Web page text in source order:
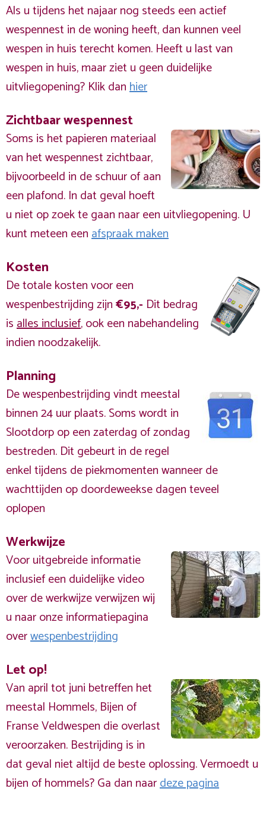
Als u tijdens het najaar nog steeds een actief
wespennest in de woning heeft, dan kunnen veel
wespen in huis terecht komen. Heeft u last van
wespen in huis, maar ziet u geen duidelijke
uitvliegopening? Klik danhier
Zichtbaar wespennest
Soms is het papieren materiaal
van het wespennest zichtbaar,
bijvoorbeeld in de schuur of aan
een plafond. In dat geval hoeft
u niet op zoek te gaan naar een uitvliegopening. U
kunt meteen eenafspraak maken
Kosten
De totale kosten voor een
wespenbestrijding zijn€95,- Dit bedrag
isalles inclusief, ook een nabehandeling
indien noodzakelijk.
Planning
De wespenbestrijding vindt meestal
binnen 24 uur plaats. Soms wordt in
Slootdorp op een zaterdag of zondag
bestreden. Dit gebeurt in de regel
enkel tijdens de piekmomenten wanneer de
wachttijden op doordeweekse dagen teveel
oplopen
Werkwijze
Voor uitgebreide informatie
inclusief een duidelijke video
over de werkwijze verwijzen wij
u naar onze informatiepagina
overwespenbestrijding
Let op!
Van april tot juni betreffen het
meestal Hommels, Bijen of
Franse Veldwespen die overlast
veroorzaken. Bestrijding is in
dat geval niet altijd de beste oplossing. Vermoedt u
bijen of hommels? Ga dan naardeze pagina